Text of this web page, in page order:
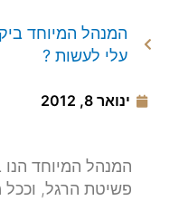
המנהל המיוחד
עלי לעשות ?
ינואר 8, 2012
המנהל המיוחד
פשיטת הרגל, וככל